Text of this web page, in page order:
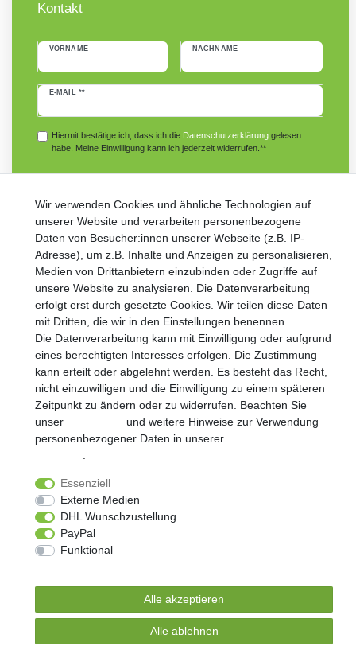
Kontakt
VORNAME NACHNAME
E-MAIL **
Newsletter
Hiermit bestätige ich, dass ich die Daten­schutz­erklärunggelesen
habe. Meine Einwilligung kann ich jederzeit widerrufen.**
** Hierbei handelt es sich um ein Pflichtfeld.
Widerrufs­recht Impressum Daten­schutz­erklärung
AGB Kontakt
© Copyright 2026 | Alle Rechte vorbehalten.
Realisierung und Umsetzung byeCommerce-factory
Wir verwenden Cookies und ähnliche Technologien auf
unserer Website und verarbeiten personenbezogene
Daten von Besucher:innen unserer Webseite (z.B. IP-
Adresse), um z.B. Inhalte und Anzeigen zu personalisieren,
Medien von Drittanbietern einzubinden oder Zugriffe auf
unsere Website zu analysieren. Die Datenverarbeitung
erfolgt erst durch gesetzte Cookies. Wir teilen diese Daten
mit Dritten, die wir in den Einstellungen benennen.
Die Datenverarbeitung kann mit Einwilligung oder aufgrund
eines berechtigten Interesses erfolgen. Die Zustimmung
kann erteilt oder abgelehnt werden. Es besteht das Recht,
nicht einzuwilligen und die Einwilligung zu einem späteren
Zeitpunkt zu ändern oder zu widerrufen. Beachten Sie
unser
und weitere Hinweise zur Verwendung
personenbezogener Daten in unserer
Essenziell
Externe Medien
DHL Wunschzustellung
PayPal
Funktional
Alle akzeptieren
Alle ablehnen